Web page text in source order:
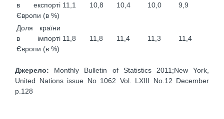
в експорті
Європи (в %)
11,1 10,8 10,4 10,0 9,9
Доля країни
в імпорті
Європи (в %)
11,8 11,8 11,4 11,3 11,4
Джерело: Monthly Bulletin of Statistics 2011;New York,
United Nations issue No 1062 Vol. LXIII No.12 December
p.128